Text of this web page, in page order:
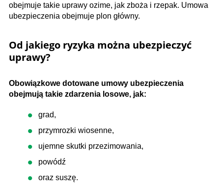
obejmuje takie uprawy ozime, jak zboża i rzepak. Umowa
ubezpieczenia obejmuje plon główny.
Od jakiego ryzyka można ubezpieczyć
uprawy?
Obowiązkowe dotowane umowy ubezpieczenia
obejmują takie zdarzenia losowe, jak:
grad,
przymrozki wiosenne,
ujemne skutki przezimowania,
powódź
oraz suszę.